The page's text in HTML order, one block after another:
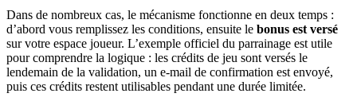
Dans de nombreux cas, le mécanisme fonctionne en deux temps :
d’abord vous remplissez les conditions, ensuite le bonus est versé
sur votre espace joueur. L’exemple officiel du parrainage est utile
pour comprendre la logique : les crédits de jeu sont versés le
lendemain de la validation, un e-mail de confirmation est envoyé,
puis ces crédits restent utilisables pendant une durée limitée.